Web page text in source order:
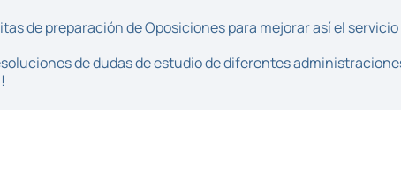
de preparación de Oposiciones para mejorar así el
de dudas de estudio de diferentes